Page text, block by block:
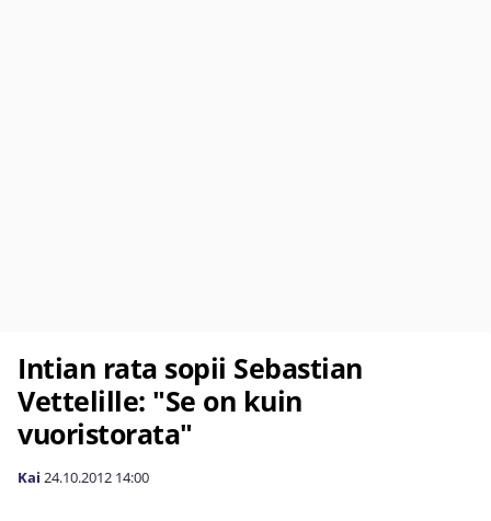
Intian rata sopii Sebastian
Vettelille: "Se on kuin
vuoristorata"
Kai 24.10.2012 14:00